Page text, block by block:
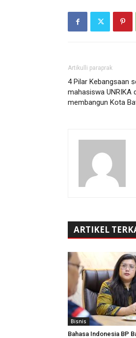
Artikulli paraprak
4 Pilar Kebangsaan
mahasiswa UNRIKA
membangun Kota
ARTIKEL
Bisnis
Bahasa Indonesia BP